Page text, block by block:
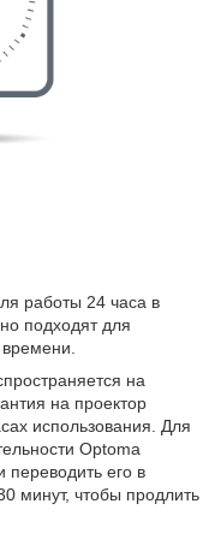
работы 24 часа в
подходят для
на
на проектор
использования. Для
Optoma
переводить его в
минут, чтобы продлить